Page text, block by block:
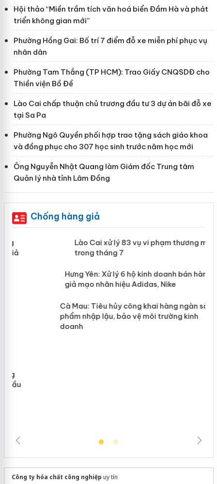
Hội thảo “Miền trầm tích văn hoá biển Đầm Hà và phát
triển không gian mới”
Phường Hồng Gai: Bố trí 7 điểm đỗ xe miễn phí phục vụ
nhân dân
Phường Tam Thắng (TP HCM): Trao Giấy CNQSDĐ cho
Thiền viện Bồ Đề
Lào Cai chấp thuận chủ trương đầu tư 3 dự án bãi đỗ xe
tại Sa Pa
Phường Ngô Quyền phối hợp trao tặng sách giáo khoa
và đồng phục cho 307 học sinh trước năm học mới
Ông Nguyễn Nhật Quang làm Giám đốc Trung tâm
Quản lý nhà tỉnh Lâm Đồng
Chống hàng giả
Lào Cai xử lý 83 vụ vi phạm thương
mại trong tháng 7
Hưng Yên: Xử lý 6 hộ kinh doanh bán
hàng giả mạo nhãn hiệu Adidas, Nike
Công ty hóa chất công nghiệp uy tín